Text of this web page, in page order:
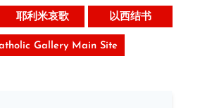
耶利米哀歌 以西结书
Gallery Main Site